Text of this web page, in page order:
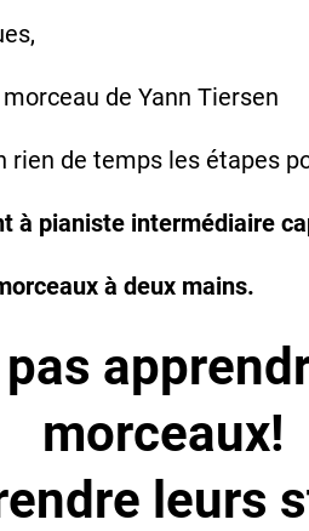
de Yann Tiersen
rien de temps les étapes
à pianiste intermédiaire
à deux mains.
morceaux!
leurs